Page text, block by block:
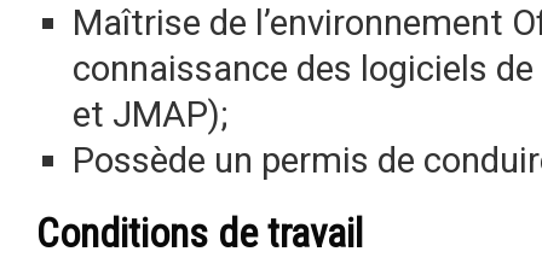
Maîtrise de l’environnement
connaissance des logiciels
et JMAP);
Possède un permis de
Conditions de travail